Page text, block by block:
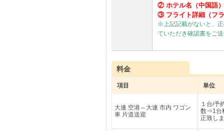
② ホテル名（中国語
③ フライト詳細（フ
※上記記載がないと、
ていただき確認書をご
料金
項目 単位
大連 空港⇔大連 市内 ワゴン
車 片道送迎
１台/予
数⇒1台
正致し